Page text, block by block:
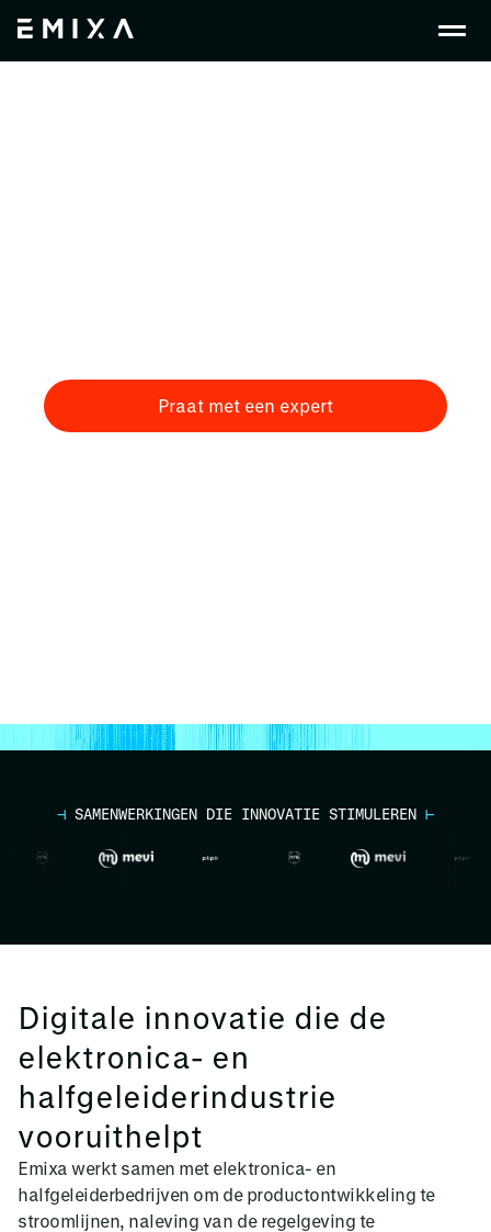
Praat met een expert
⊣ SAMENWERKINGEN DIE INNOVATIE STIMULEREN ⊢
Digitale innovatie die de
elektronica- en
halfgeleiderindustrie
vooruithelpt
Emixa werkt samen met elektronica- en
halfgeleiderbedrijven om de productontwikkeling te
stroomlijnen, naleving van de regelgeving te